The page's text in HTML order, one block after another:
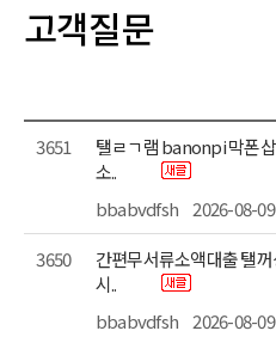
고객질문
3651
소..
bbabvdfsh 2026-08-09
3650
시..
bbabvdfsh 2026-08-09